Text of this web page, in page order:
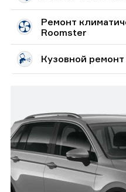
Ремонт
Roomster
Кузовной